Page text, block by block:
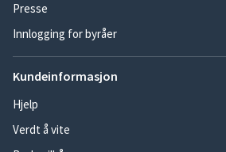
Presse
Innlogging for byråer
Kundeinformasjon
Hjelp
Verdt å vite